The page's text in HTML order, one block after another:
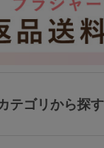
テゴリから探す